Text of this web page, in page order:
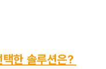
한 솔루션은?